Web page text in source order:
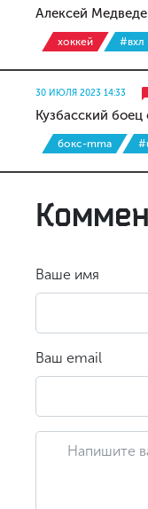
Алексей
хоккей #вхл
30 ИЮЛЯ 2023 14:33
Кузбасский
бокс-mma
Ваше имя
Ваш email